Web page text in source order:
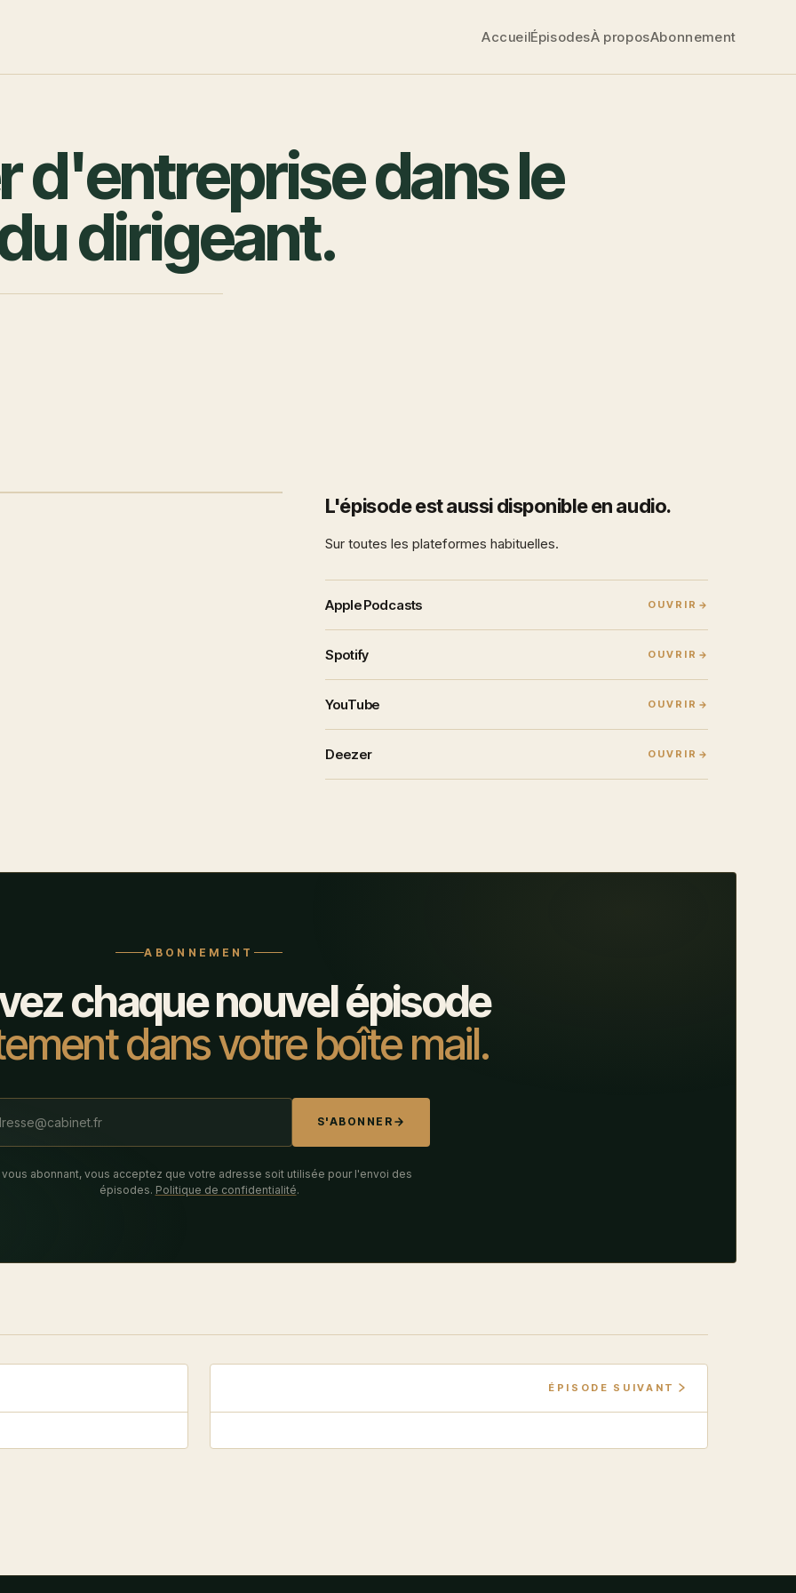
AccueilÉpisodesÀ proposAbonnement
d'entreprise dans le
dirigeant.
L'épisode est aussi disponible en audio.
Sur toutes les plateformes habituelles.
Apple Podcasts OUVRIR
Spotify OUVRIR
YouTube OUVRIR
Deezer OUVRIR
ABONNEMENT
chaque nouvel épisode
dans votre boîte mail.
S'ABONNER
vous abonnant, vous acceptez que votre adresse soit utilisée pour l'envoi des
épisodes. Politique de confidentialité.
ÉPISODE SUIVANT